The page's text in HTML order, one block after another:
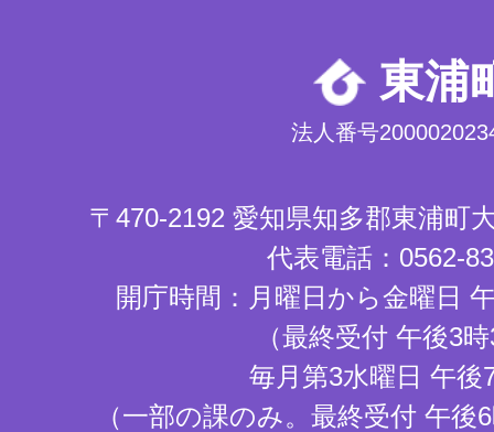
東浦
法人番号
〒470-2192 愛知県知多郡東浦町
代表電話：0562-
開庁時間：月曜日から金曜日
（最終受付 午後3
毎月第3水曜日 午後
（一部の課のみ。最終受付 午